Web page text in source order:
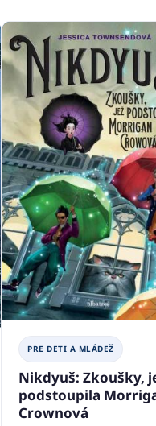
PRE DETI A MLÁDEŽ
Nikdyuš: Zkoušky,
podstoupila
Crownová